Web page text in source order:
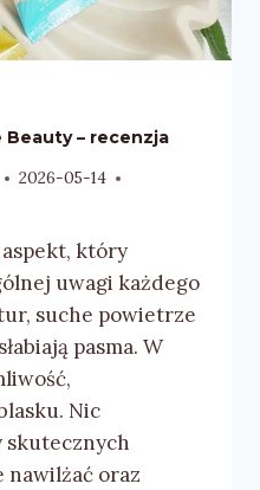
Beauty – recenzja
2026-05-14
aspekt, który
uwagi każdego
suche powietrze
pasma. W
Nic
skutecznych
nawilżać oraz